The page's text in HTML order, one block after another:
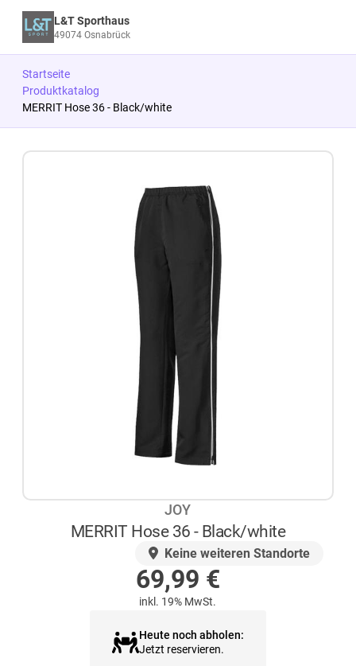
L&T Sporthaus
49074 Osnabrück
Startseite
Produktkatalog
MERRIT Hose 36 - Black/white
JOY
MERRIT Hose 36 - Black/white
Keine weiteren Standorte
69,99 €
inkl. 19% MwSt.
Heute noch abholen:
Jetzt reservieren.